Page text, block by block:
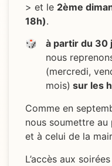
> et le 2ème
18h).
à partir du 30
nous
(mercredi,
mois) sur les
Comme en
nous soumettre
et à celui de la
L’accès aux